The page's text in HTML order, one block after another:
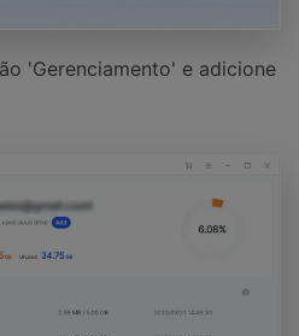
'Gerenciamento' e adicione